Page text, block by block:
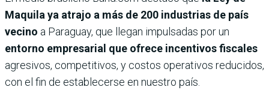
Maquila ya atrajo a más de 200 industrias de país
vecino a Paraguay, que llegan impulsadas por un
entorno empresarial que ofrece incentivos fiscales
agresivos, competitivos, y costos operativos reducidos,
con el fin de establecerse en nuestro país.